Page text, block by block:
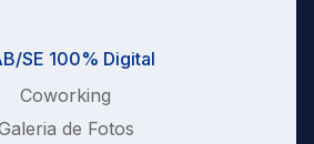
SE 100% Digital
Coworking
de Fotos